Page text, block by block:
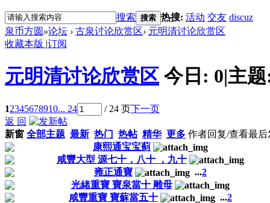
搜索 搜索 热搜: 活动 交友 discuz
泉币方圆 »论坛 › 古泉讨论欣赏区› 元明清讨论欣赏区
收藏本版 |订阅
元明清讨论欣赏区 今日: 0|主
12345678910... 24 / 24 页下一页
返 回
新窗 全部主题 最新 热门 热帖 精华 更多 作者回复/查看最后
康熙通宝宝蓟
咸豐大型 源七十，八十 ，九十
雍正通寶
...2
光緒重寶 寶泉當十 雕母
咸豐重寶 寶蘇當五十
...2